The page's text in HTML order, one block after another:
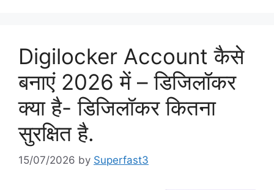
Digilocker Account कैसे
बनाएं 2026 में – डिजिलॉकर
क्या है- डिजिलॉकर कितना
सुरक्षित है.
15/07/2026 by Superfast3